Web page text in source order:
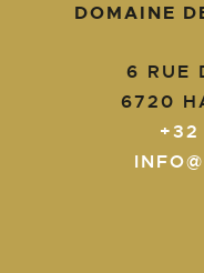
DOMAINE
6 RUE
6720